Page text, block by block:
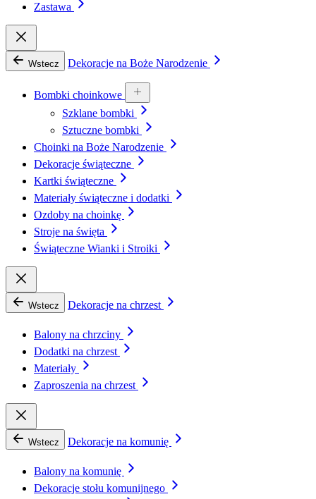
Zastawa
Wstecz Dekoracje na Boże Narodzenie
Bombki choinkowe
Szklane bombki
Sztuczne bombki
Choinki na Boże Narodzenie
Dekoracje świąteczne
Kartki świąteczne
Materiały świąteczne i dodatki
Ozdoby na choinkę
Stroje na święta
Świąteczne Wianki i Stroiki
Wstecz Dekoracje na chrzest
Balony na chrzciny
Dodatki na chrzest
Materiały
Zaproszenia na chrzest
Wstecz Dekoracje na komunię
Balony na komunię
Dekoracje stołu komunijnego